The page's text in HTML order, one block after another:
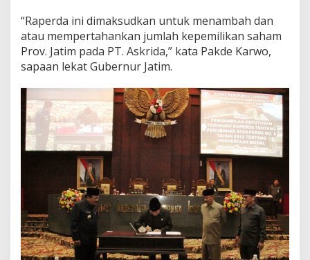
“Raperda ini dimaksudkan untuk menambah dan
atau mempertahankan jumlah kepemilikan saham
Prov. Jatim pada PT. Askrida,” kata Pakde Karwo,
sapaan lekat Gubernur Jatim.